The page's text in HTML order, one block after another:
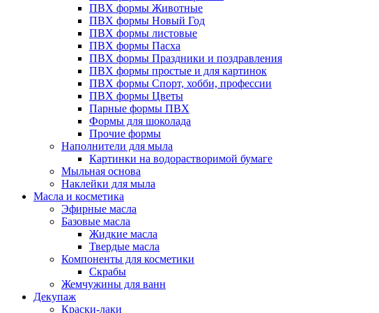
ПВХ формы Животные
ПВХ формы Новый Год
ПВХ формы листовые
ПВХ формы Пасха
ПВХ формы Праздники и поздравления
ПВХ формы простые и для картинок
ПВХ формы Спорт, хобби, профессии
ПВХ формы Цветы
Парные формы ПВХ
Формы для шоколада
Прочие формы
Наполнители для мыла
Картинки на водорастворимой бумаге
Мыльная основа
Наклейки для мыла
Масла и косметика
Эфирные масла
Базовые масла
Жидкие масла
Твердые масла
Компоненты для косметики
Скрабы
Жемчужины для ванн
Декупаж
Краски-лаки